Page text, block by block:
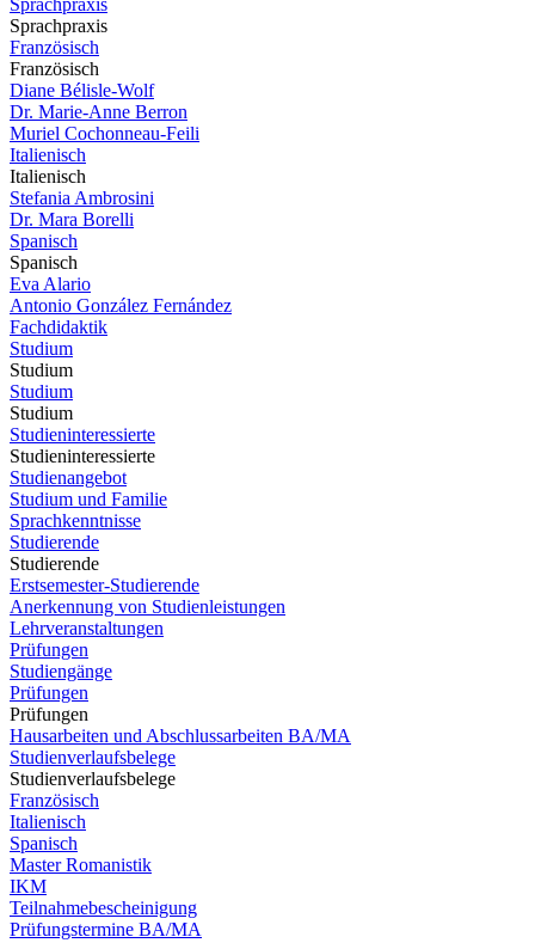
Sprachpraxis
Sprachpraxis
Französisch
Französisch
Diane Bélisle-Wolf
Dr. Marie-Anne Berron
Muriel Cochonneau-Feili
Italienisch
Italienisch
Stefania Ambrosini
Dr. Mara Borelli
Spanisch
Spanisch
Eva Alario
Antonio González Fernández
Fachdidaktik
Studium
Studium
Studium
Studium
Studieninteressierte
Studieninteressierte
Studienangebot
Studium und Familie
Sprachkenntnisse
Studierende
Studierende
Erstsemester-Studierende
Anerkennung von Studienleistungen
Lehrveranstaltungen
Prüfungen
Studiengänge
Prüfungen
Prüfungen
Hausarbeiten und Abschlussarbeiten BA/MA
Studienverlaufsbelege
Studienverlaufsbelege
Französisch
Italienisch
Spanisch
Master Romanistik
IKM
Teilnahmebescheinigung
Prüfungstermine BA/MA